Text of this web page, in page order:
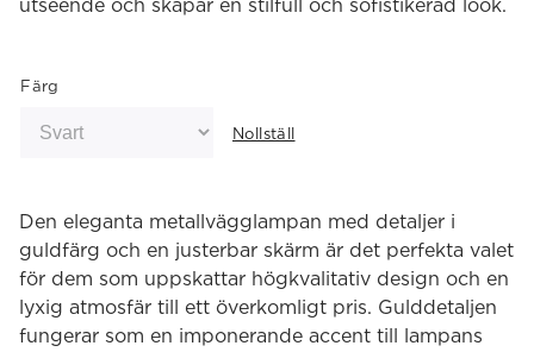
utseende och skapar en stilfull och sofistikerad look.
Färg
Nollställ
Den eleganta metallvägglampan med detaljer i
guldfärg och en justerbar skärm är det perfekta valet
för dem som uppskattar högkvalitativ design och en
lyxig atmosfär till ett överkomligt pris. Gulddetaljen
fungerar som en imponerande accent till lampans